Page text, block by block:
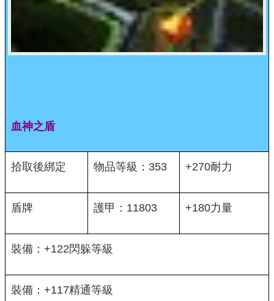
血神之盾
拾取後綁定 物品等級：353 +270耐力
盾牌 護甲：11803 +180力量
裝備：+122閃躲等級
裝備：+117精通等級